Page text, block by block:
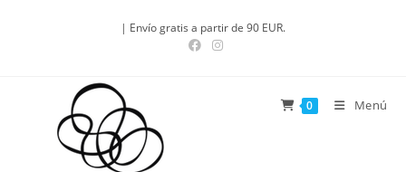
| Envío gratis a partir de 90 EUR.
0 Menú